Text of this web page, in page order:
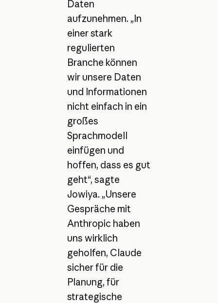
Daten
aufzunehmen. „In
einer stark
regulierten
Branche können
wir unsere Daten
und Informationen
nicht einfach in ein
großes
Sprachmodell
einfügen und
hoffen, dass es gut
geht“, sagte
Jowiya. „Unsere
Gespräche mit
Anthropic haben
uns wirklich
geholfen, Claude
sicher für die
Planung, für
strategische